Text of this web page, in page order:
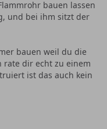
bauen lassen
und bei ihm sitzt der
bauen weil du die
rate dir echt zu einem
ist das auch kein